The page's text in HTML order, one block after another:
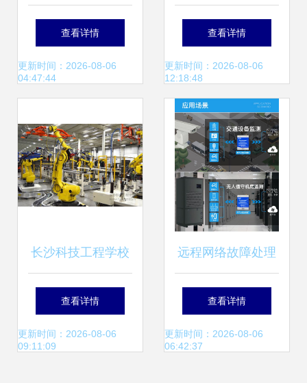
到购买渠道 详解淘
宝买和官网买的误
查看详情
更新时间：2026-08-06
04:47:44
红 回收旧物还是盈
利致富？
查看详情
更新时间：2026-08-06
12:18:48
长沙科技工程学校
计算机专业走向机
器人应用与维护新
查看详情
更新时间：2026-08-06
09:11:09
远程网络故障处理
新利器 金鸽科技发
布监测神器
查看详情
更新时间：2026-08-06
06:42:37